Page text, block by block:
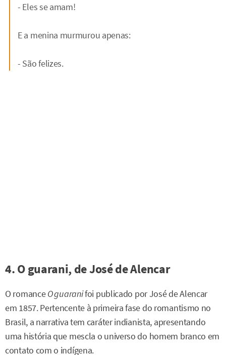
- Eles se amam!
E a menina murmurou apenas:
- São felizes.
4. O guarani, de José de Alencar
O romanceO guaranifoi publicado por José de Alencar
em 1857. Pertencente à primeira fase do romantismo no
Brasil, a narrativa tem caráter indianista, apresentando
uma história que mescla o universo do homem branco em
contato com o indígena.